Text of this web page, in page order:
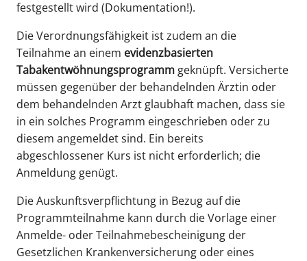
festgestellt wird (Dokumentation!).
Die Verordnungsfähigkeit ist zudem an die
Teilnahme an einem evidenzbasierten
Tabakentwöhnungsprogramm geknüpft. Versicherte
müssen gegenüber der behandelnden Ärztin oder
dem behandelnden Arzt glaubhaft machen, dass sie
in ein solches Programm eingeschrieben oder zu
diesem angemeldet sind. Ein bereits
abgeschlossener Kurs ist nicht erforderlich; die
Anmeldung genügt.
Die Auskunftsverpflichtung in Bezug auf die
Programmteilnahme kann durch die Vorlage einer
Anmelde- oder Teilnahmebescheinigung der
Gesetzlichen Krankenversicherung oder eines